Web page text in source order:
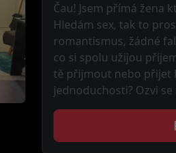
Čau! Jsem přímá žena
Hledám sex, tak to
romantismus, žádné
co si spolu užijou
tě přijmout nebo přijet
jednoduchosti? Ozvi se